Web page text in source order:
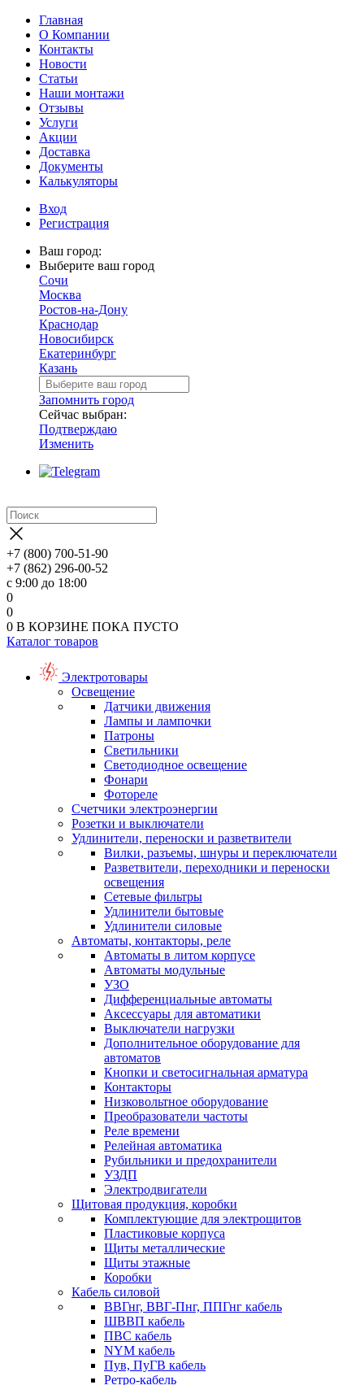
Главная
О Компании
Контакты
Новости
Статьи
Наши монтажи
Отзывы
Услуги
Акции
Доставка
Документы
Калькуляторы
Вход
Регистрация
Ваш город:
Выберите ваш город
Сочи
Москва
Ростов-на-Дону
Краснодар
Новосибирск
Екатеринбург
Казань
Запомнить город
Сейчас выбран:
Подтверждаю
Изменить
+7 (800) 700-51-90
+7 (862) 296-00-52
с 9:00 до 18:00
0
0
0 В КОРЗИНЕ ПОКА ПУСТО
Каталог товаров
Электротовары
Освещение
Датчики движения
Лампы и лампочки
Патроны
Светильники
Светодиодное освещение
Фонари
Фотореле
Счетчики электроэнергии
Розетки и выключатели
Удлинители, переноски и разветвители
Вилки, разъемы, шнуры и переключатели
Разветвители, переходники и переноски
освещения
Сетевые фильтры
Удлинители бытовые
Удлинители силовые
Автоматы, контакторы, реле
Автоматы в литом корпусе
Автоматы модульные
УЗО
Дифференциальные автоматы
Аксессуары для автоматики
Выключатели нагрузки
Дополнительное оборудование для
автоматов
Кнопки и светосигнальная арматура
Контакторы
Низковольтное оборудование
Преобразователи частоты
Реле времени
Релейная автоматика
Рубильники и предохранители
УЗДП
Электродвигатели
Щитовая продукция, коробки
Комплектующие для электрощитов
Пластиковые корпуса
Щиты металлические
Щиты этажные
Коробки
Кабель силовой
ВВГнг, ВВГ-Пнг, ППГнг кабель
ШВВП кабель
ПВС кабель
NYM кабель
Пув, ПуГВ кабель
Ретро-кабель